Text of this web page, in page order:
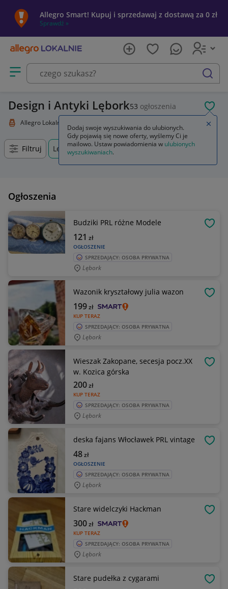
Allegro Smart! Kupuj i sprzedawaj z dostawą za 0 zł
Sprawdź »
Otwórz menu z kategoriami
szukaj
Design i Antyki Lębork53 ogłoszenia
Allegro Lokalnie
Filtruj Lębork, Pomorskie, +0 km
Ogłoszenia
Budziki PRL różne Modele
OGŁOSZENIE
121 zł
SPRZEDAJĄCY: OSOBA PRYWATNA
Lębork
Wazonik kryształowy julia wazon
KUP TERAZ
199zł
SPRZEDAJĄCY: OSOBA PRYWATNA
Lębork
Wieszak Zakopane, secesja pocz.XX
w. Kozica górska
KUP TERAZ
200zł
SPRZEDAJĄCY: OSOBA PRYWATNA
Lębork
deska fajans Włocławek PRL vintage
OGŁOSZENIE
48zł
SPRZEDAJĄCY: OSOBA PRYWATNA
Lębork
Stare widelczyki Hackman
KUP TERAZ
300zł
SPRZEDAJĄCY: OSOBA PRYWATNA
Lębork
Stare pudełka z cygarami
Dodaj swoje wyszukiwania do ulubionych.
Gdy pojawią się nowe oferty, wyślemy Ci je
mailowo. Ustaw powiadomienia w ulubionych
wyszukiwaniach.